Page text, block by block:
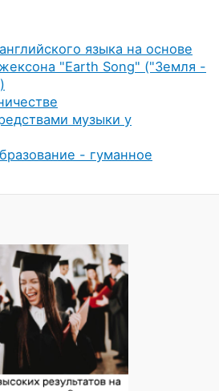
языка на основе
"Earth Song" ("Земля -
музыки у
- гуманное